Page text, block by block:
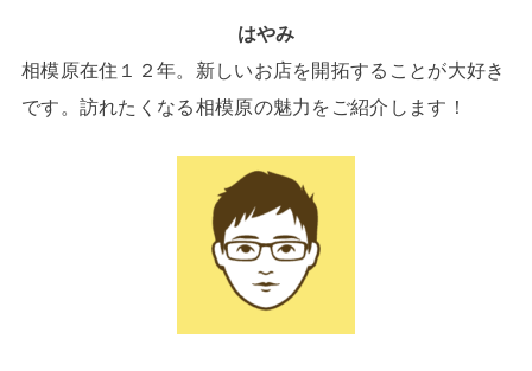
はやみ
相模原在住１２年。新しいお店を開拓することが大好き
です。訪れたくなる相模原の魅力をご紹介します！